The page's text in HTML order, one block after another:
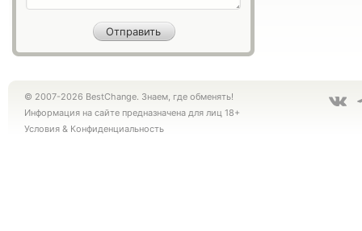
© 2007-2026 BestChange. Знаем, где обменять!
Информация на сайте предназначена для лиц 18+
Условия & Конфиденциальность